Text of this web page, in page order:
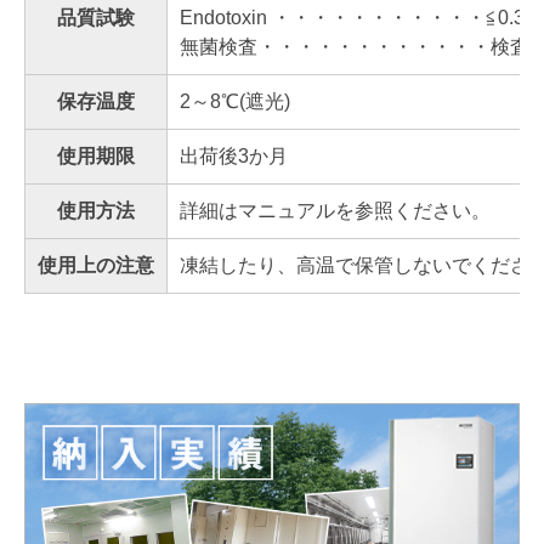
品質試験
Endotoxin ・・・・・・・・・・・≦0.3
無菌検査・・・・・・・・・・・・検査
保存温度 2～8℃(遮光)
使用期限 出荷後3か月
使用方法 詳細はマニュアルを参照ください。
使用上の注意 凍結したり、高温で保管しないでくださ